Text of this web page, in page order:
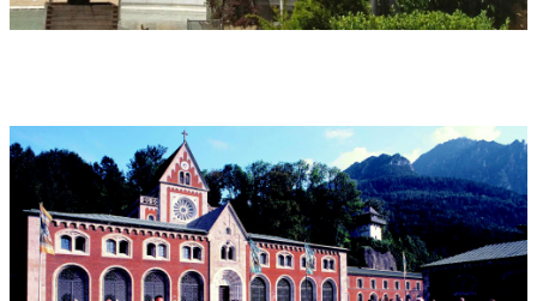
Werk in die letzte Ecke aus. Der Zwiespalt der schumannschen